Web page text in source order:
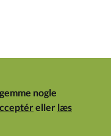
nogle
eller læs